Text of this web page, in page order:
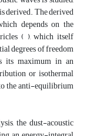
derived. The derived
depends on the
( ), which itself
degrees of freedom
its maximum in an
or isothermal
the anti-equilibrium
the dust-acoustic